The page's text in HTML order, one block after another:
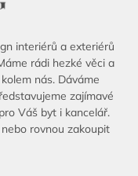
interiérů a exteriérů
rádi hezké věci a
nás. Dáváme
zajímavé
Váš byt i kancelář.
rovnou zakoupit